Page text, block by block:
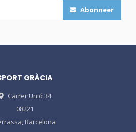
Abonneer
GRÀCIA
Carrer Unió 34
08221
Barcelona